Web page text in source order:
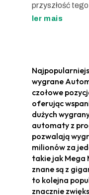
przyszłość
ler mais
wygrane
czołowe
oferując
dużych
automaty z
pozwalają
milionów za
takie jak Mega
znane są z
to kolejna
znacznie